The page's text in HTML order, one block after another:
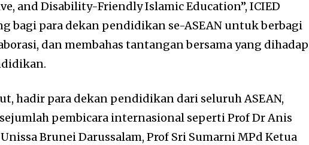
and Disability-Friendly Islamic Education”, ICIED
bagi para dekan pendidikan se-ASEAN untuk berbagi
dan membahas tantangan bersama yang
hadir para dekan pendidikan dari seluruh ASEAN,
pembicara internasional seperti Prof Dr Anis
Brunei Darussalam, Prof Sri Sumarni MPd Ketua